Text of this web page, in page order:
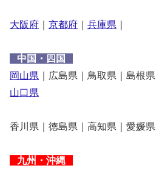
大阪府 京都府 兵庫県
中国・四国
岡山県 ｜広島県｜鳥取県｜島根県
山口県
香川県｜徳島県｜高知県｜愛媛県
九州・沖縄